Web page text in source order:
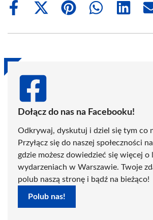
Share
Share
(Twitter)
Share
Share
Share
Dołącz do nas na Facebooku!
Odkrywaj, dyskutuj i dziel się tym co
Przyłącz się do naszej społeczności
gdzie możesz dowiedzieć się więcej o
wydarzeniach w Warszawie. Twoje
polub naszą stronę i bądź na bieżąco!
Polub nas!